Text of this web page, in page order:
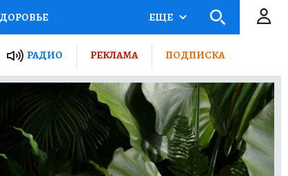
ПУТЕВОДИТЕЛЬ
ТУРИЗМ
ВСЕ О КП
ЕЩЕ
РАДИО РЕКЛАМА ПОДПИСКА